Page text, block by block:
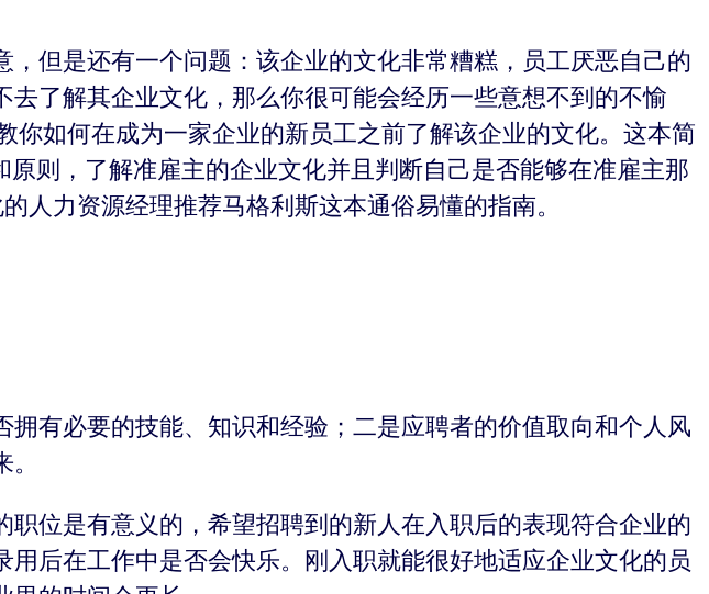
但是还有一个问题：该企业的文化非常糟糕，员工厌恶自己的
了解其企业文化，那么你很可能会经历一些意想不到的不愉
你如何在成为一家企业的新员工之前了解该企业的文化。这本简
则，了解准雇主的企业文化并且判断自己是否能够在准雇主那
人力资源经理推荐马格利斯这本通俗易懂的指南。
有必要的技能、知识和经验；二是应聘者的价值取向和个人风
位是有意义的，希望招聘到的新人在入职后的表现符合企业的
后在工作中是否会快乐。刚入职就能很好地适应企业文化的员